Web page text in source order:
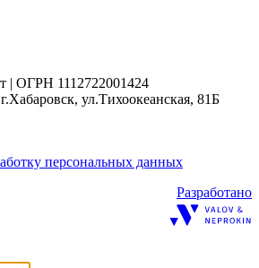
ОГРН 1112722001424
ул.Тихоокеанская, 81Б
персональных данных
Разработано